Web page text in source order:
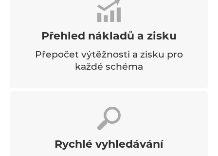
Přehled nákladů a zisku
Přepočet výtěžnosti a zisku pro
každé schéma
Rychlé vyhledávání